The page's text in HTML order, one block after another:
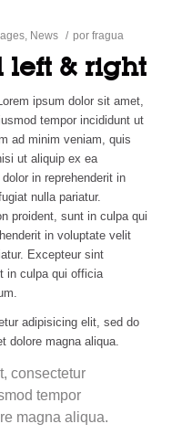
, News / por fragua
& right
ipsum dolor sit amet,
tempor incididunt ut
ad minim veniam, quis
ut aliquip ex ea
in reprehenderit in
nulla pariatur.
proident, sunt in culpa qui
in voluptate velit
Excepteur sint
in culpa qui officia
adipisicing elit, sed do
dolore magna aliqua.
consectetur
tempor
magna aliqua.